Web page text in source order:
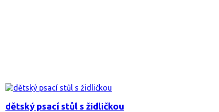
dětský psací stůl s židličkou